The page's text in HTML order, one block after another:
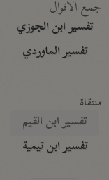
جمع الأقوال
تفسير ابن الجوزي
تفسير الماوردي
منتقاة
تفسير ابن القيم
تفسير ابن تيمية